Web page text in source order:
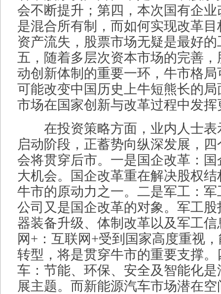
会不断提升；第四，本次国有企
是混合所有制，而如何实现改革
资产流失，股票市场无疑是最好
五，随着多层次资本市场的完善
动创新体制的重要一环，牛市格
可能改变中国历史上牛短熊长的
市场在国家创新与改革过程中发
在投资策略方面，业内人士表
启动阶段，正蓄势向纵深发展，
会将贯穿后市。一是国企改革：
大机会。国企改革重在解决股权
牛市的原动力之一。二是军工：
公司又是国企改革的对象。军工
器装备升级、体制改革以及军工
网+：互联网+受到国家高度重视
转型，将是贯穿牛市的重要支撑
车：节能、环保、安全及智能化
展主题。而新能源汽车市场潜在